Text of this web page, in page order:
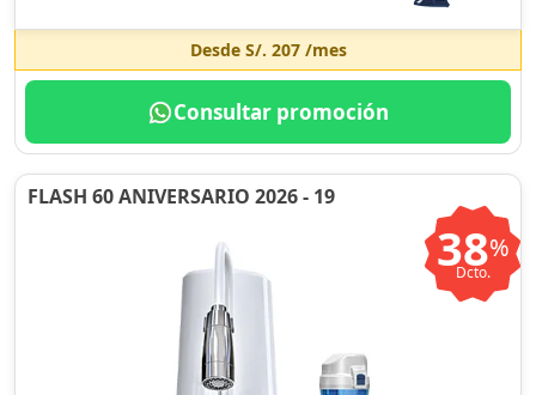
Desde S/. 207/mes
Consultar promoción
FLASH 60 ANIVERSARIO 2026 - 19
38%
Dcto.